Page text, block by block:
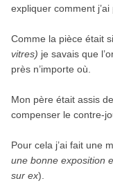
expliquer comment
Comme la pièce était
vitres) je savais que
près n’importe où.
Mon père était assis
compenser le contre-
Pour cela j’ai fait une
une bonne exposition
sur ex).